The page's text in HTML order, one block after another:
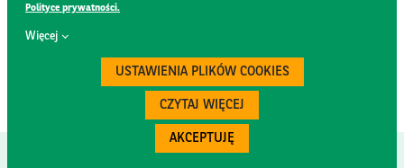
Polityce prywatności.
Więcej
USTAWIENIA PLIKÓW COOKIES
CZYTAJ WIĘCEJ
AKCEPTUJĘ
REGULAMIN STRONY
POLITYKA PRYWATNOŚCI